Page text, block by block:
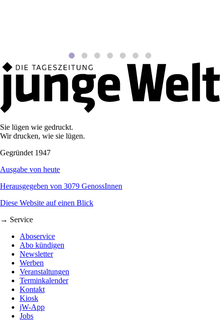
Sie lügen wie gedruckt.
Wir drucken, wie sie lügen.
Gegründet 1947
Ausgabe von heute
Herausgegeben von 3079 GenossInnen
Diese Website auf einen Blick
→ Service
Aboservice
Abo kündigen
Newsletter
Werben
Veranstaltungen
Terminkalender
Kontakt
Kiosk
jW-App
Jobs